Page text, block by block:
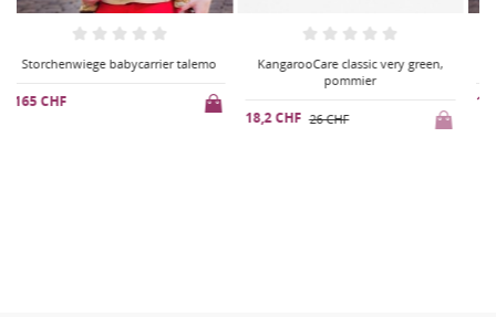
KangarooCare classic very green,
Storchenwiege babycarrier talemo